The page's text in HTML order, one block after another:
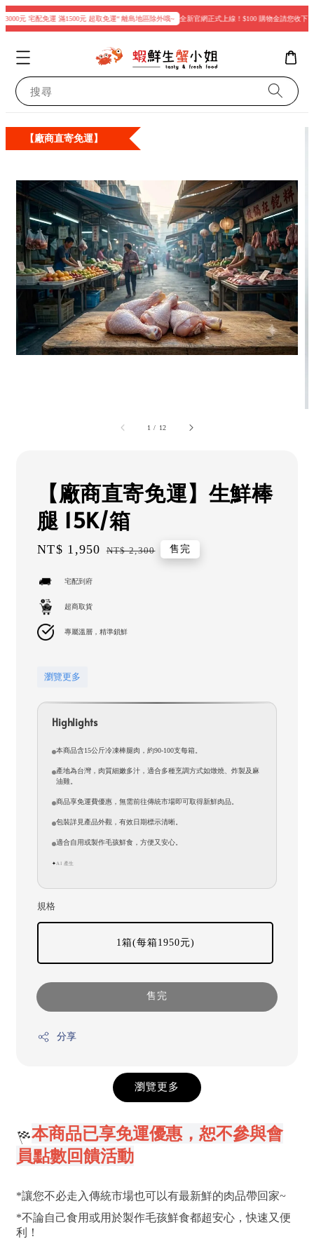
元 宅配免運 滿1500元 超取免運“ 離島地區除外哦~ 全新官網正式上線！$100 購物金請您收下
搜尋
1 / 12
【廠商直寄免運】
【廠商直寄免運】生鮮棒
腿 15K/箱
Sale
NT$ 1,950 Regular
NT$ 2,300 售完
宅配到府
超商取貨
專屬溫層，精準鎖鮮
瀏覽更多
Highlights
本商品含15公斤冷凍棒腿肉，約90-100支每箱。
產地為台灣，肉質細嫩多汁，適合多種烹調方式如燉燒、炸製及麻
油雞。
商品享免運費優惠，無需前往傳統市場即可取得新鮮肉品。
包裝詳見產品外觀，有效日期標示清晰。
適合自用或製作毛孩鮮食，方便又安心。
✦AI 產生
規格
1箱(每箱1950元)
售完
分享
瀏覽更多
本商品已享免運優惠，恕不參與會
員點數回饋活動
*讓您不必走入傳統市場也可以有最新鮮的肉品帶回家~
*不論自己食用或用於製作毛孩鮮食都超安心，快速又便
利！